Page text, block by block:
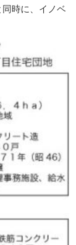
時に、イノベ